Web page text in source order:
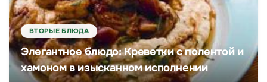
ВТОРЫЕ БЛЮДА
Элегантное блюдо: Креветки с полентой и
хамоном в изысканном исполнении